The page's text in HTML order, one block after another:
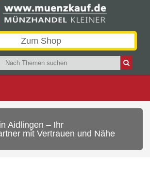
Zum Shop
Aidlingen – Ihr
mit Vertrauen und Nähe